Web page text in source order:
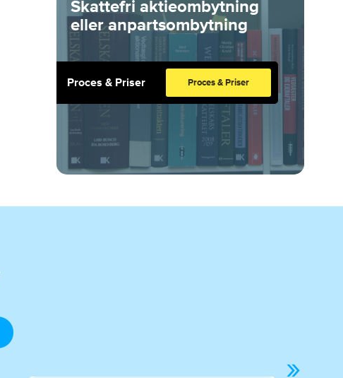
Skattefri aktieombytning
eller anpartsombytning
Proces & Priser Proces & Priser
»